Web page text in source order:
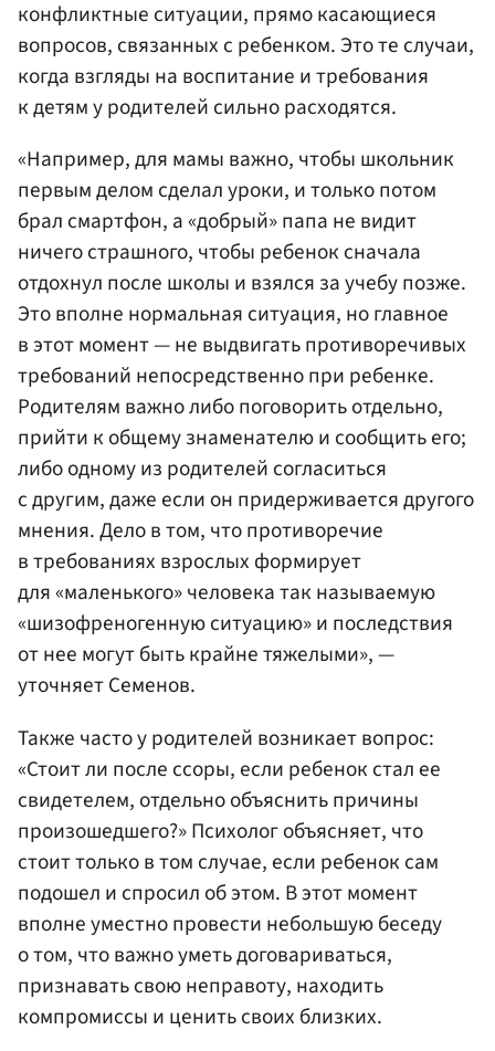
конфликтные ситуации, прямо касающиеся
вопросов, связанных с ребенком. Это те случаи,
когда взгляды на воспитание и требования
к детям у родителей сильно расходятся.
«Например, для мамы важно, чтобы школьник
первым делом сделал уроки, и только потом
брал смартфон, а «добрый» папа не видит
ничего страшного, чтобы ребенок сначала
отдохнул после школы и взялся за учебу позже.
Это вполне нормальная ситуация, но главное
в этот момент — не выдвигать противоречивых
требований непосредственно при ребенке.
Родителям важно либо поговорить отдельно,
прийти к общему знаменателю и сообщить его;
либо одному из родителей согласиться
с другим, даже если он придерживается другого
мнения. Дело в том, что противоречие
в требованиях взрослых формирует
для «маленького» человека так называемую
«шизофреногенную ситуацию» и последствия
от нее могут быть крайне тяжелыми», —
уточняет Семенов.
Также часто у родителей возникает вопрос:
«Стоит ли после ссоры, если ребенок стал ее
свидетелем, отдельно объяснить причины
произошедшего?» Психолог объясняет, что
стоит только в том случае, если ребенок сам
подошел и спросил об этом. В этот момент
вполне уместно провести небольшую беседу
о том, что важно уметь договариваться,
признавать свою неправоту, находить
компромиссы и ценить своих близких.